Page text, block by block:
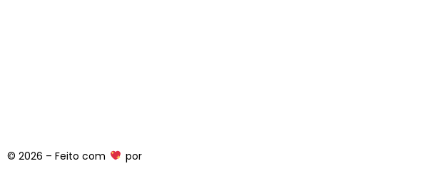
© 2026 – Feito com por